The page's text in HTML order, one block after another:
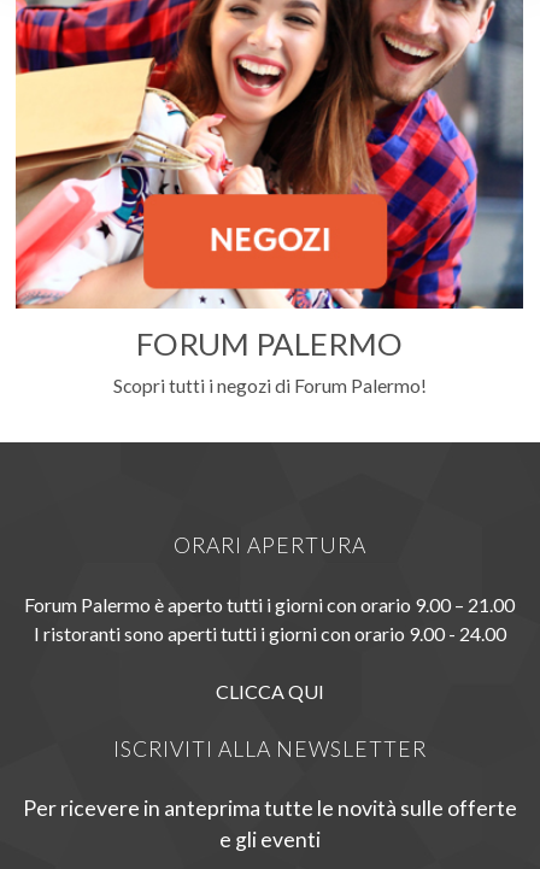
FORUM PALERMO
Scopri tutti i negozi di Forum Palermo!
ORARI APERTURA
Forum Palermo è aperto tutti i giorni con orario 9.00 – 21.00
I ristoranti sono aperti tutti i giorni con orario 9.00 - 24.00
CLICCA QUI
ISCRIVITI ALLA NEWSLETTER
Per ricevere in anteprima tutte le novità sulle offerte
e gli eventi